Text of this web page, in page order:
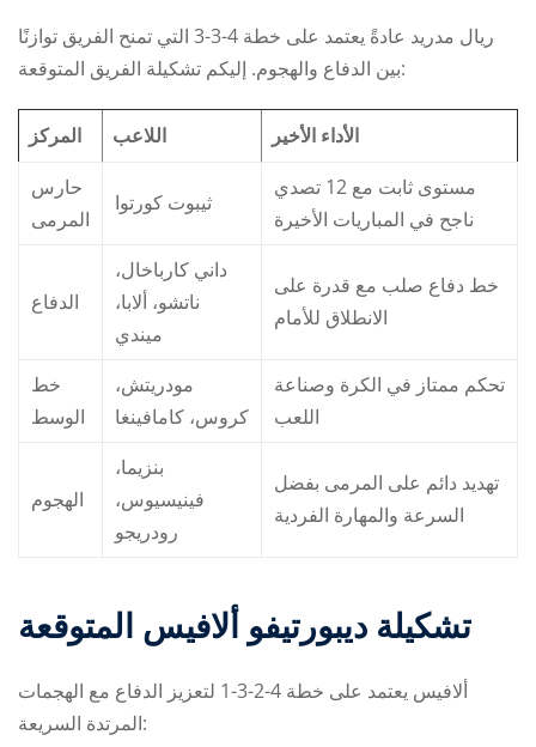
ريال مدريد عادةً يعتمد على خطة 4-3-3 التي تمنح الفريق توازنًا
بين الدفاع والهجوم. إليكم تشكيلة الفريق المتوقعة:
المركز اللاعب
الأداء الأخير
حارس
المرمى
ثيبوت كورتوا
مستوى ثابت مع 12 تصدي
ناجح في المباريات الأخيرة
الدفاع
داني كارباخال،
ناتشو، ألابا،
ميندي
خط دفاع صلب مع قدرة على
الانطلاق للأمام
خط
الوسط
مودريتش،
كروس، كامافينغا
تحكم ممتاز في الكرة وصناعة
اللعب
الهجوم
بنزيما،
فينيسيوس،
رودريجو
تهديد دائم على المرمى بفضل
السرعة والمهارة الفردية
تشكيلة ديبورتيفو ألافيس المتوقعة
ألافيس يعتمد على خطة 4-2-3-1 لتعزيز الدفاع مع الهجمات
المرتدة السريعة: